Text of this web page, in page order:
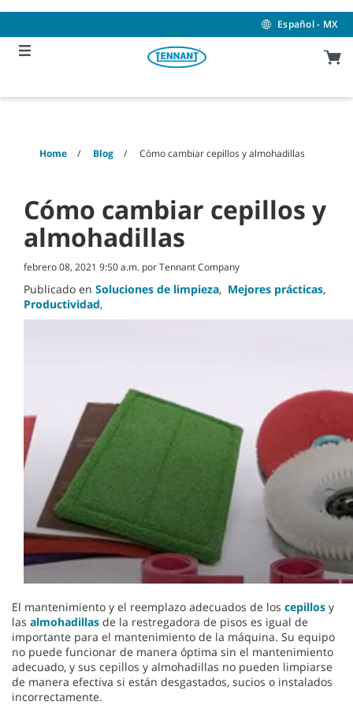
content
navigation
menu
Español - MX
Home Blog Cómo cambiar cepillos y almohadillas
Cómo cambiar cepillos y
almohadillas
febrero 08, 2021 9:50 a.m. por Tennant Company
Publicado en Soluciones de limpieza, Mejores prácticas,
Productividad,
El mantenimiento y el reemplazo adecuados de los cepillos y
las almohadillas de la restregadora de pisos es igual de
importante para el mantenimiento de la máquina. Su equipo
no puede funcionar de manera óptima sin el mantenimiento
adecuado, y sus cepillos y almohadillas no pueden limpiarse
de manera efectiva si están desgastados, sucios o instalados
incorrectamente.